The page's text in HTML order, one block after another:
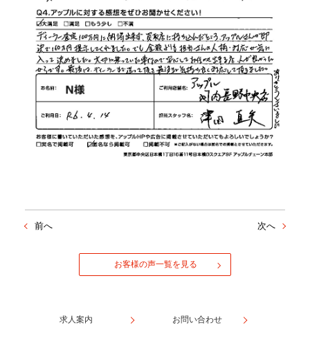
前へ 次へ
お客様の声一覧を見る
求人案内 お問い合わせ